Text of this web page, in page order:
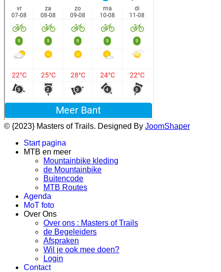
© {2023} Masters of Trails. Designed By JoomShaper
Start pagina
MTB en meer
Mountainbike kleding
de Mountainbike
Buitencode
MTB Routes
Agenda
MoT foto
Over Ons
Over ons : Masters of Trails
de Begeleiders
Afspraken
Wil je ook mee doen?
Login
Contact